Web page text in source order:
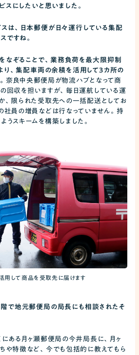
スにしたいと思いました。
は、日本郵便が日々運行している集配
ですね。
なぞることで、業務負荷を最大限抑制
り、集配車両の余積を活用して3カ所の
奈良中央郵便局が物流ハブとなって商
回収を担いますが、毎日運航している運
、限られた受取先への一括配送としてお
社員の増員などは行なっていません。持
うスキームを構築しました。
用して商品を受取先に届けます
で地元郵便局の局長にも相談されたそ
ある月ヶ瀬郵便局の今井局長に、月ヶ
や特徴など、今でも包括的に教えてもら